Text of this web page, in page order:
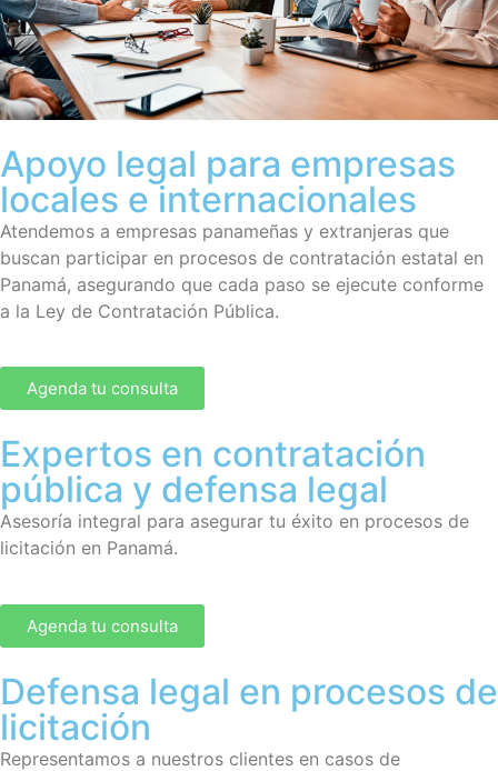
Apoyo legal para empresas
locales e internacionales
Atendemos a empresas panameñas y extranjeras que
buscan participar en procesos de contratación estatal en
Panamá, asegurando que cada paso se ejecute conforme
a la Ley de Contratación Pública.
Agenda tu consulta
Expertos en contratación
pública y defensa legal
Asesoría integral para asegurar tu éxito en procesos de
licitación en Panamá.
Agenda tu consulta
Defensa legal en procesos de
licitación
Representamos a nuestros clientes en casos de